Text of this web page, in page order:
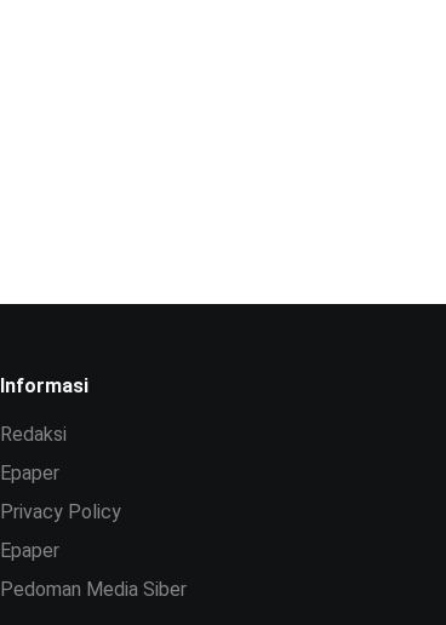
Informasi
Redaksi
Epaper
Privacy Policy
Epaper
Pedoman Media Siber